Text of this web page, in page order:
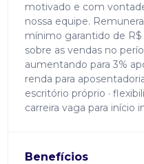
motivado e com
nossa equipe.
mínimo garantido de R$
sobre as vendas no
aumentando para 3%
renda para
escritório próprio ·
carreira vaga para início
Benefícios